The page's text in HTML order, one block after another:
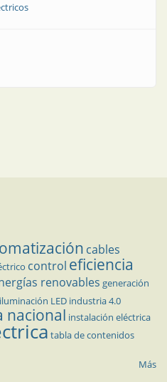
eléctrica | Verificaciones para
cables
control eficiencia
renovables generación
iluminación LED industria 4.0
nacional instalación eléctrica
tabla de contenidos
Más